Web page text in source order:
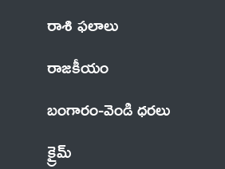
రాశి ఫలాలు
రాజకీయం
బంగారం-వెండి ధరలు
క్రైమ్